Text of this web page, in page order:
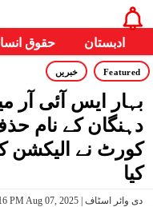
حقوق ادبستان
Featured خبریں
دہنگان کے نام
کورٹ نے
کیا
03:16 PM Aug 07, 2025 | دی وائر اسٹاف